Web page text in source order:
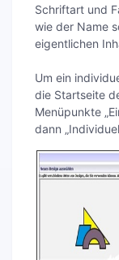
Schriftart und
wie der Name
eigentlichen
Um ein
die Startseite
Menüpunkte
dann